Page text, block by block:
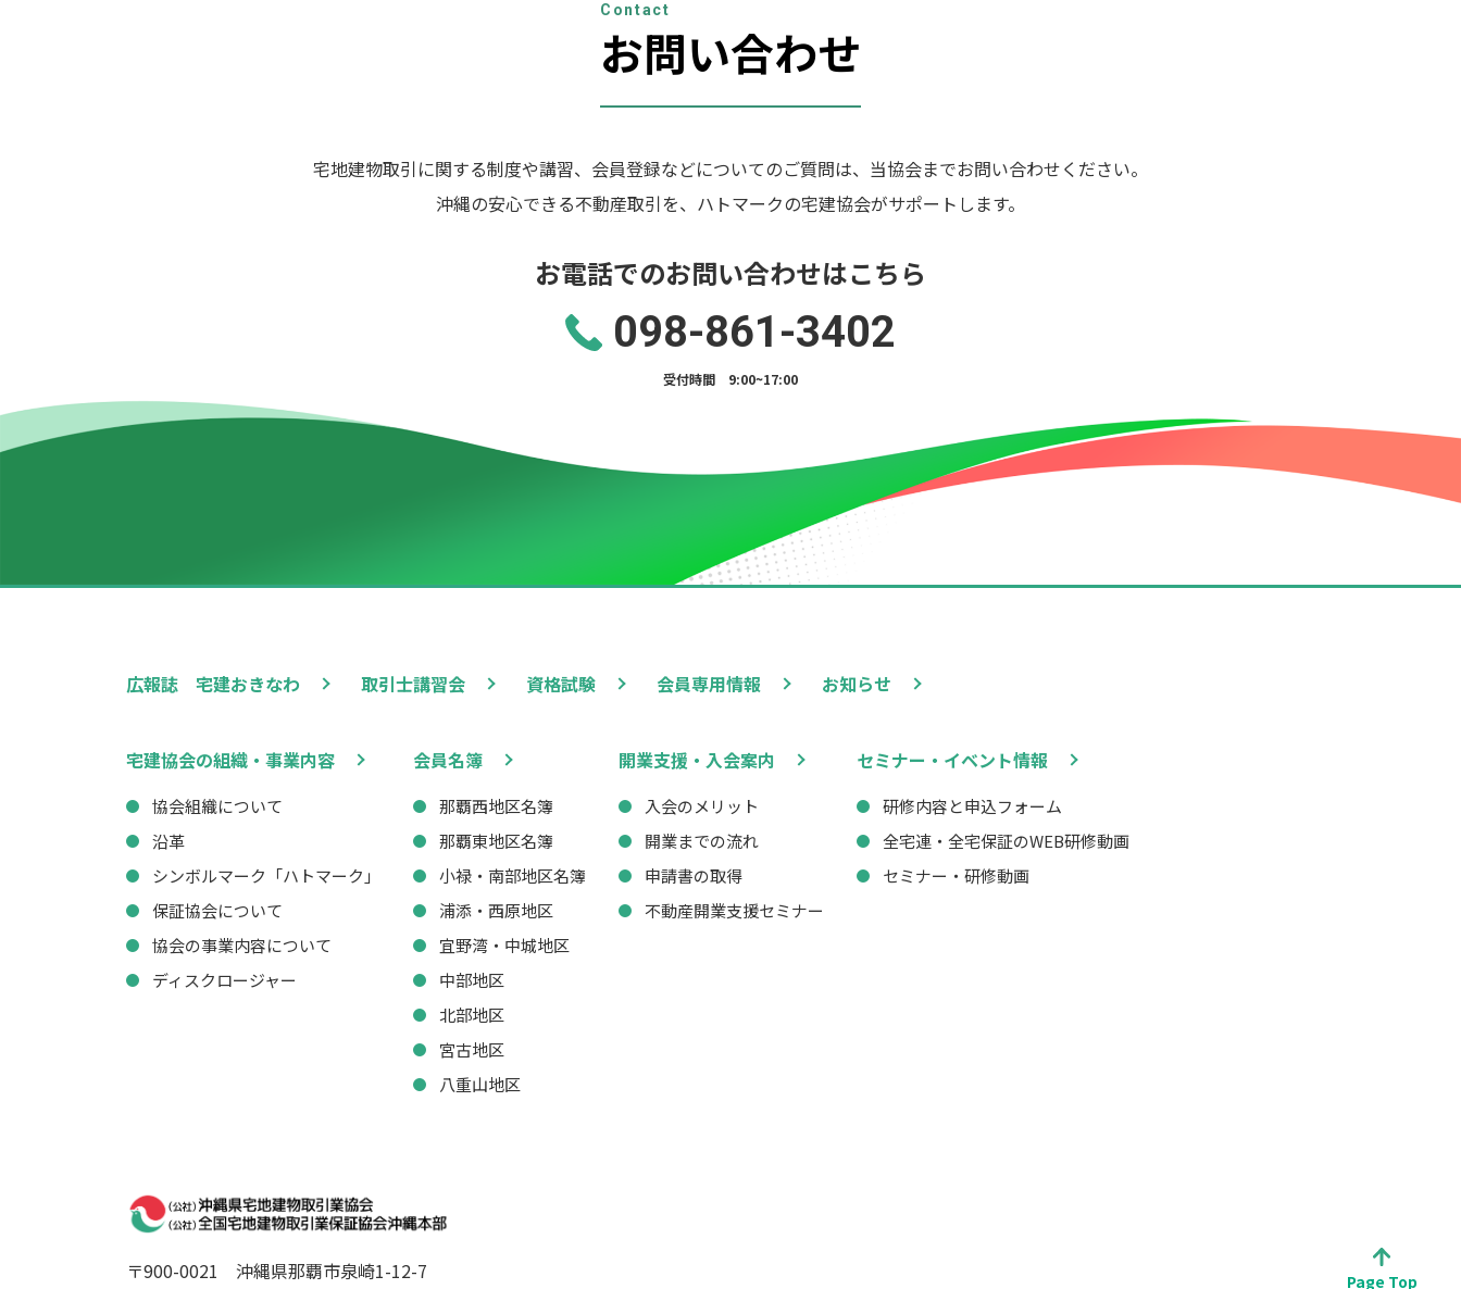
Contact
お問い合わせ
宅地建物取引に関する制度や講習、会員登録などについてのご質問は、当協会までお問い合わせください。
沖縄の安心できる不動産取引を、ハトマークの宅建協会がサポートします。
お電話でのお問い合わせはこちら
098-861-3402
受付時間 9:00~17:00
広報誌 宅建おきなわ 取引士講習会 資格試験 会員専用情報 お知らせ
宅建協会の組織・事業内容
協会組織について
沿革
シンボルマーク「ハトマーク」
保証協会について
協会の事業内容について
ディスクロージャー
会員名簿
那覇西地区名簿
那覇東地区名簿
小禄・南部地区名簿
浦添・西原地区
宜野湾・中城地区
中部地区
北部地区
宮古地区
八重山地区
開業支援・入会案内
入会のメリット
開業までの流れ
申請書の取得
不動産開業支援セミナー
セミナー・イベント情報
研修内容と申込フォーム
全宅連・全宅保証のWEB研修動画
セミナー・研修動画
〒900-0021 沖縄県那覇市泉崎1-12-7
Page Top